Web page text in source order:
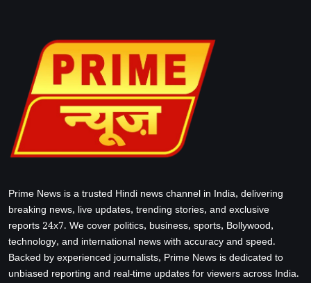
Prime News is a trusted Hindi news channel in India, delivering
breaking news, live updates, trending stories, and exclusive
reports 24x7. We cover politics, business, sports, Bollywood,
technology, and international news with accuracy and speed.
Backed by experienced journalists, Prime News is dedicated to
unbiased reporting and real-time updates for viewers across India.